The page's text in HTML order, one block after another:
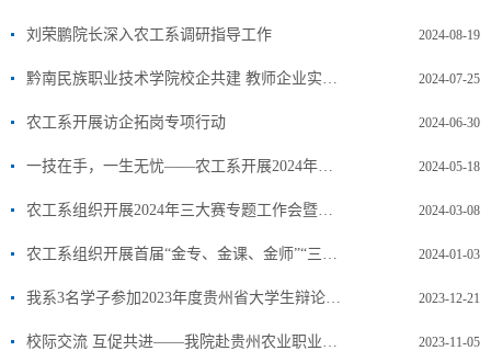
刘荣鹏院长深入农工系调研指导工作 2024-08-19
2024-07-25
农工系开展访企拓岗专项行动 2024-06-30
2024-05-18
2024-03-08
2024-01-03
2023-12-21
2023-11-05